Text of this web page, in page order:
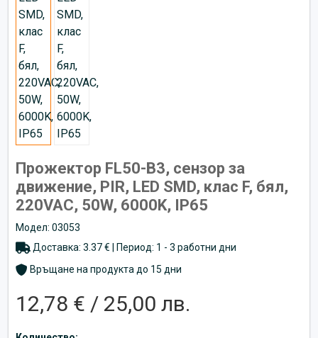
Прожектор FL50-B3, сензор за
движение, PIR, LED SMD, клас F, бял,
220VAC, 50W, 6000K, IP65
Модел: 03053
Доставка: 3.37 € | Период: 1 - 3 работни дни
Връщане на продукта до 15 дни
12,78 € / 25,00 лв.